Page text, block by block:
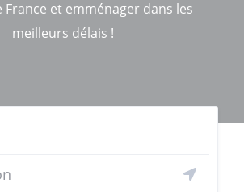
France et emménager dans les
meilleurs délais !